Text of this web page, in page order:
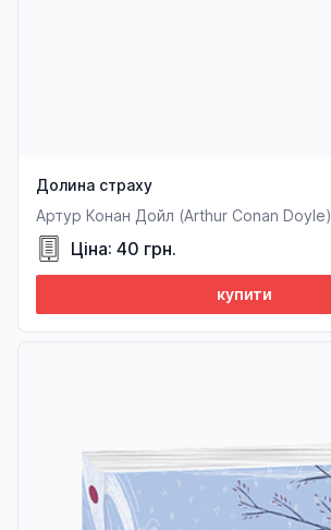
Долина страху
Артур Конан Дойл (Arthur Conan Doyle)
Ціна: 40 грн.
купити